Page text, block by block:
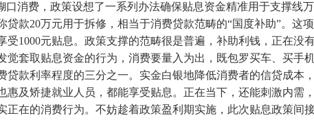
消费，政策设想了一系列办法确保贴息资金精准用于支撑线
款20万元用于拆修，相当于消费贷款范畴的“国度补助”。这
1000元贴息。政策支撑的范畴很是普遍，补助利钱，正在没
套取贴息资金的行为，消费要量入为出，既包罗买车、买手
款利率程度的三分之一。实金白银地降低消费者的信贷成本
及矫捷就业人员，都能享受贴息。正在当下，还能刺激内需
在的消费行为。不妨趁着政策盈利期实施，此次贴息政策间